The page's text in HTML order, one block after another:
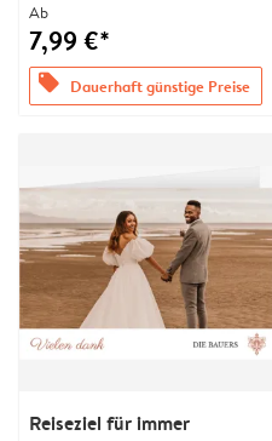
Ab
7,99 €*
offers Dauerhaft günstige Preise
Reiseziel für immer